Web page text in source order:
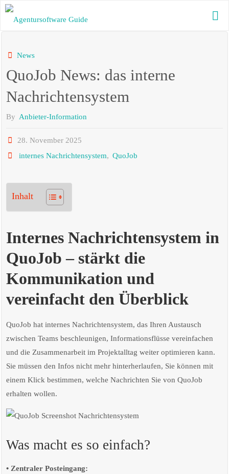
Skip
content
AGENTURSOFTWARE
2025 mit
aktuellen News
Informationen
News
QuoJob News: das interne
Nachrichtensystem
By Anbieter-Information
28. November 2025
internes Nachrichtensystem, QuoJob
Inhalt
Internes Nachrichtensystem in
QuoJob – stärkt die
Kommunikation und
vereinfacht den Überblick
QuoJob hat internes Nachrichtensystem, das Ihren Austausch
zwischen Teams beschleunigen, Informationsflüsse vereinfachen
und die Zusammenarbeit im Projektalltag weiter optimieren kann.
Sie müssen den Infos nicht mehr hinterherlaufen, Sie können mit
einem Klick bestimmen, welche Nachrichten Sie von QuoJob
erhalten wollen.
Was macht es so einfach?
• Zentraler Posteingang: